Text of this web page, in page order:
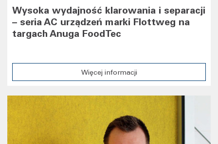
Wysoka wydajność klarowania i separacji
– seria AC urządzeń marki Flottweg na
targach Anuga FoodTec
Więcej informacji